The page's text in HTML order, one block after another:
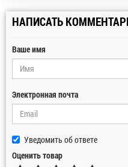
НАПИСАТЬ
Ваше имя
Электронная почта
Уведомить об ответе
Оценить товар